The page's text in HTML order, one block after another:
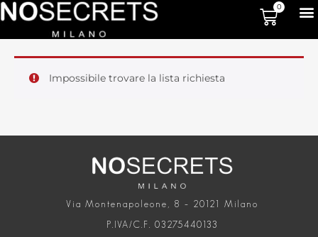
0
Impossibile trovare la lista richiesta
Via Montenapoleone, 8 – 20121 Milano
P.IVA/C.F. 03275440133